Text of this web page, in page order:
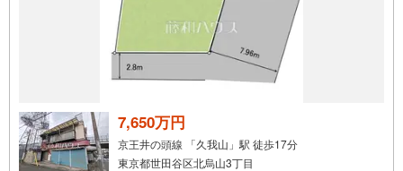
7,650万円
京王井の頭線 「久我山」駅 徒歩17分
東京都世田谷区北烏山3丁目